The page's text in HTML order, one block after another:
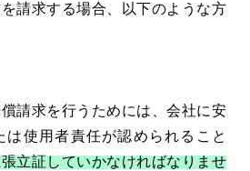
請求する場合、以下のような方
請求を行うためには、会社に安
は使用者責任が認められること
立証していかなければなりませ